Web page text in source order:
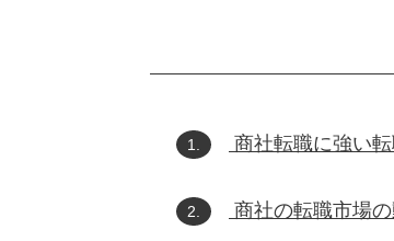
1. 商社転職に強い
2. 商社の転職市場の